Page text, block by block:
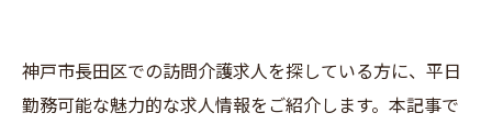
神戸市長田区での訪問介護求人を探している方に、平日
勤務可能な魅力的な求人情報をご紹介します。本記事で